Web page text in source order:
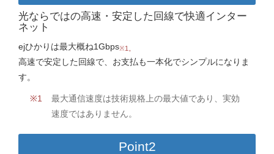
光ならではの高速・安定した回線で快適インター
ネット
ejひかりは最大概ね1Gbps※1。
高速で安定した回線で、お支払も一本化でシンプルになりま
す。
最大通信速度は技術規格上の最大値であり、実効
速度ではありません。
Point2